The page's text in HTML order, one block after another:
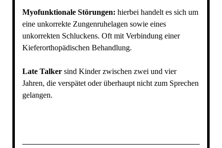
Myofunktionale Störungen: hierbei handelt es sich um
eine unkorrekte Zungenruhelagen sowie eines
unkorrekten Schluckens. Oft mit Verbindung einer
Kieferorthopädischen Behandlung.
Late Talkersind Kinder zwischen zwei und vier
Jahren, die verspätet oder überhaupt nicht zum Sprechen
gelangen.